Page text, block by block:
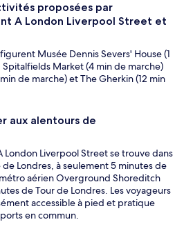
proposées par
A London Liverpool Street et
Musée Dennis Severs' House (1
Market (4 min de marche)
de marche) et The Gherkin (12 min
aux alentours de
London Liverpool Street se trouve dans
Londres, à seulement 5 minutes de
aérien Overground Shoreditch
de Tour de Londres. Les voyageurs
accessible à pied et pratique
en commun.